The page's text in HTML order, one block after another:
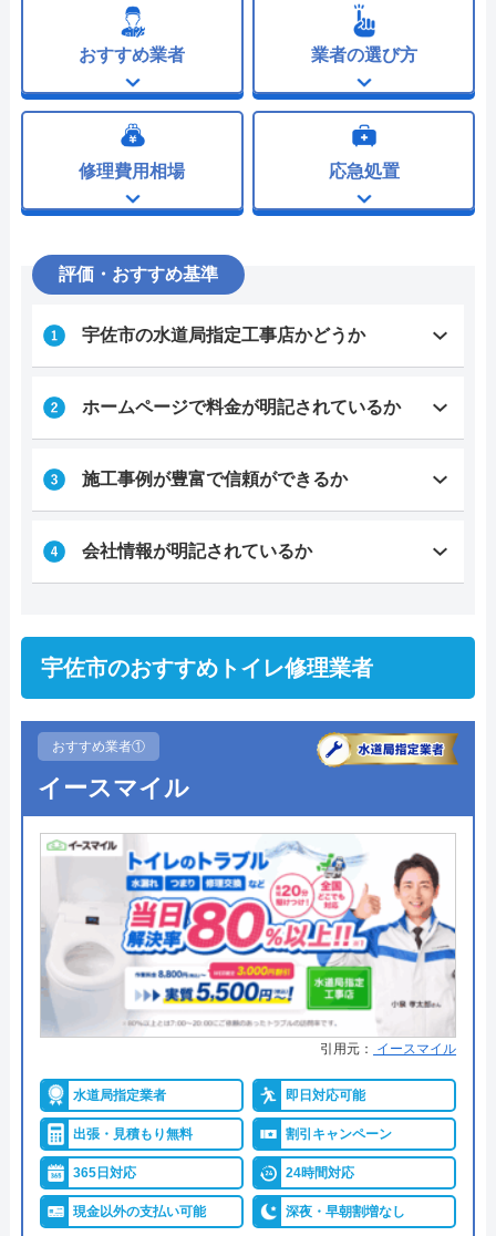
おすすめ業者 業者の選び方
修理費用相場 応急処置
評価・おすすめ基準
宇佐市の水道局指定工事店かどうか
ホームページで料金が明記されているか
施工事例が豊富で信頼ができるか
会社情報が明記されているか
宇佐市のおすすめトイレ修理業者
おすすめ業者①
イースマイル
引用元： イースマイル
水道局指定業者 即日対応可能
出張・見積もり無料 割引キャンペーン
365日対応 24時間対応
現金以外の支払い可能 深夜・早朝割増なし